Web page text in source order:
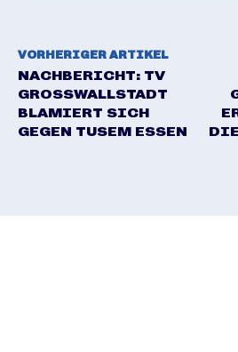
VORHERIGER ARTIKEL
NACHBERICHT: TV
GROSSWALLSTADT B
LAMIERT SICH G
EGEN TUSEM ESSEN
IE